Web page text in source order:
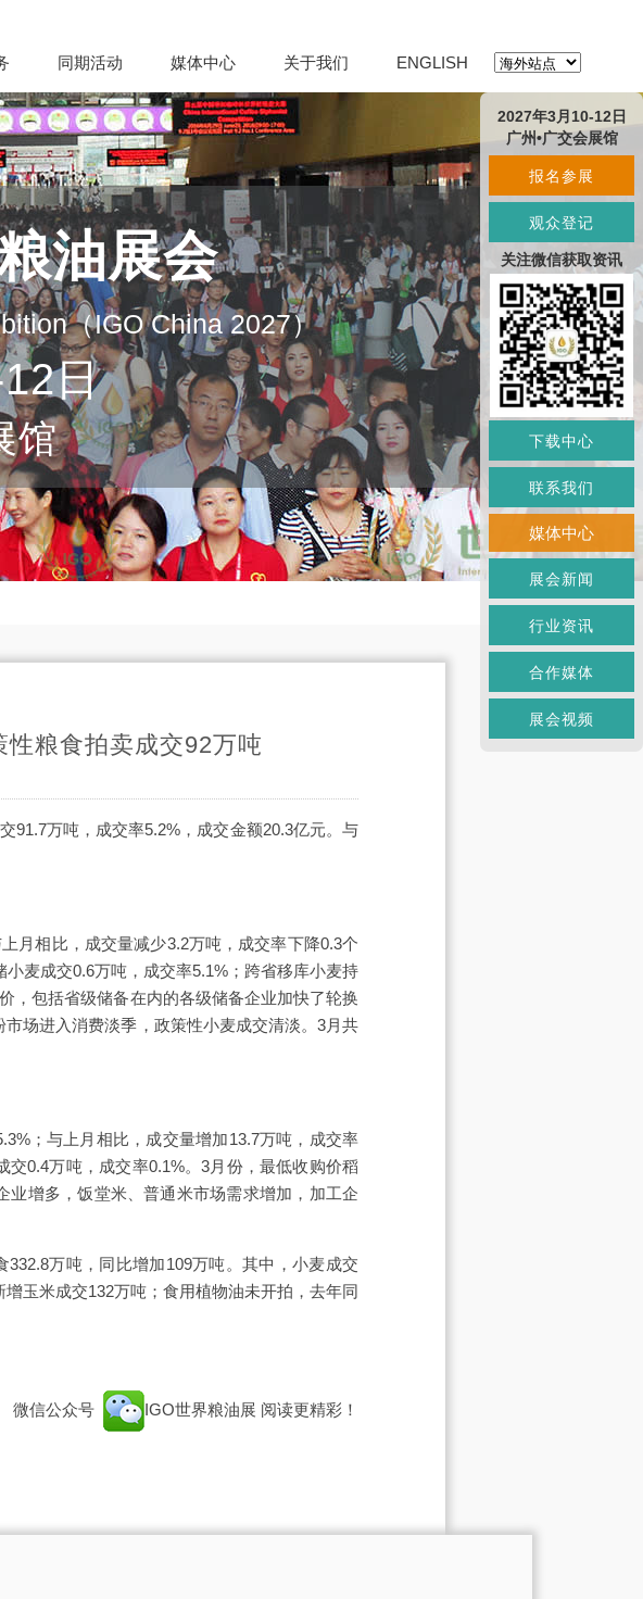
同期活动 媒体中心 关于我们 ENGLISH
油展会
（IGO China 2027）
日
馆
粮食拍卖成交92万吨
91.7万吨，成交率5.2%，成交金额20.3亿元。与
月相比，成交量减少3.2万吨，成交率下降0.3个
麦成交0.6万吨，成交率5.1%；跨省移库小麦持
，包括省级储备在内的各级储备企业加快了轮换
场进入消费淡季，政策性小麦成交清淡。3月共
；与上月相比，成交量增加13.7万吨，成交率
交0.4万吨，成交率0.1%。3月份，最低收购价稻
增多，饭堂米、普通米市场需求增加，加工企
万吨，同比增加109万吨。其中，小麦成交
玉米成交132万吨；食用植物油未开拍，去年同
微信公众号 IGO世界粮油展 阅读更精彩！
2027年3月10-12日
广州•广交会展馆
报名参展
观众登记
关注微信获取资讯
下载中心
联系我们
媒体中心
展会新闻
行业资讯
合作媒体
展会视频